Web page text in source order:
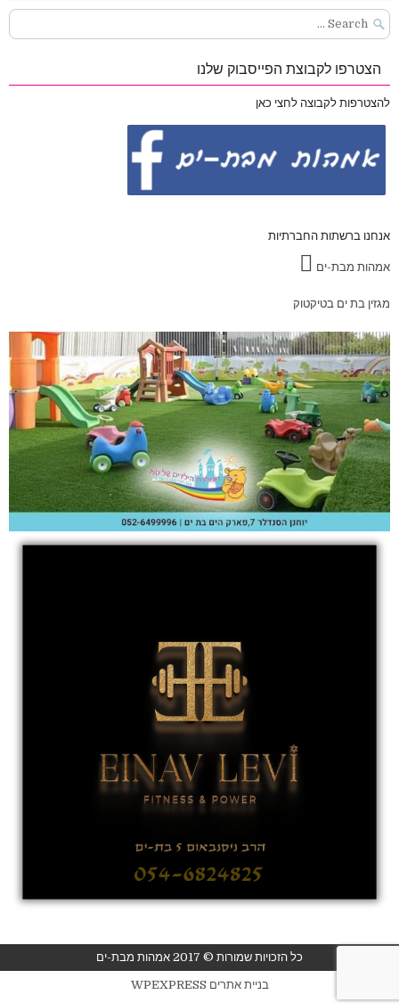
Search
for:
הצטרפו לקבוצת הפייסבוק שלנו
להצטרפות לקבוצה לחצי כאן
אנחנו ברשתות החברתיות
אמהות מבת-ים
מגזין בת ים בטיקטוק
כל הזכויות שמורות © 2017 אמהות מבת-ים
בניית אתרים WPEXPRESS